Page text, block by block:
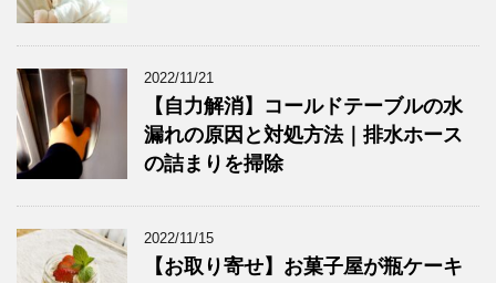
2022/11/21
【自力解消】コールドテーブルの水
漏れの原因と対処方法｜排水ホース
の詰まりを掃除
2022/11/15
【お取り寄せ】お菓子屋が瓶ケーキ